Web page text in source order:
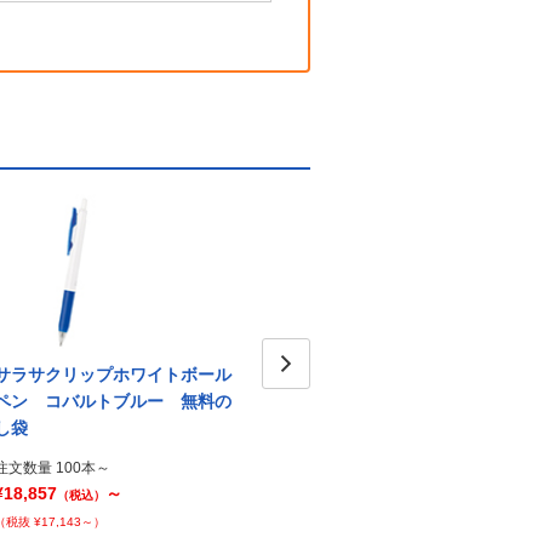
ラサクリップホワイトボール
ン コバルトブルー 無料の
袋
文数量 100本～
（税込） ～
（税抜 ¥17,143～）
サラサクリップホワイトボール